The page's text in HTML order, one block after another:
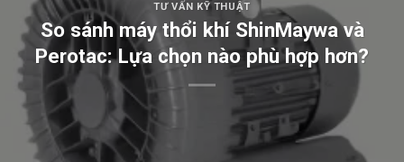
TƯ VẤN KỸ THUẬT
So sánh máy thổi khí ShinMaywa và
Perotac: Lựa chọn nào phù hợp hơn?